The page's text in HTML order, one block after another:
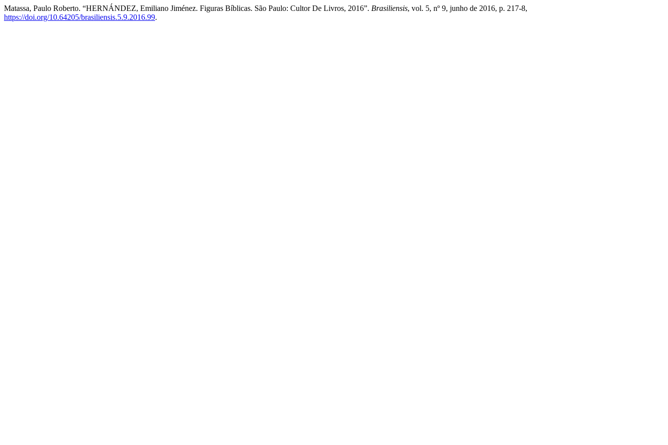
Matassa, Paulo Roberto. “HERNÁNDEZ, Emiliano Jiménez. Figuras Bíblicas. São Paulo: Cultor De Livros, 2016”. Brasiliensis, vol. 5, nº 9, junho de 2016, p. 217-8,
https://doi.org/10.64205/brasiliensis.5.9.2016.99.